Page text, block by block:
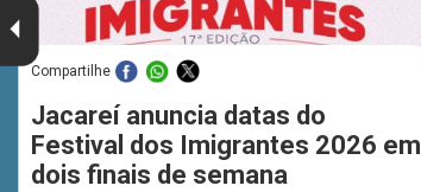
Compartilhe
Jacareí anuncia datas do
Festival dos Imigrantes 2026 em
dois finais de semana